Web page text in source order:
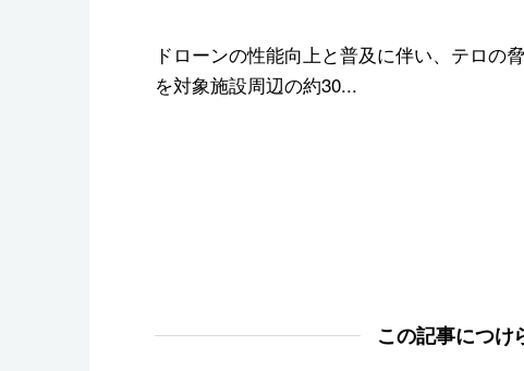
ドローンの性能向上と普及に伴い、テロの
を対象施設周辺の約30...
この記事につけ